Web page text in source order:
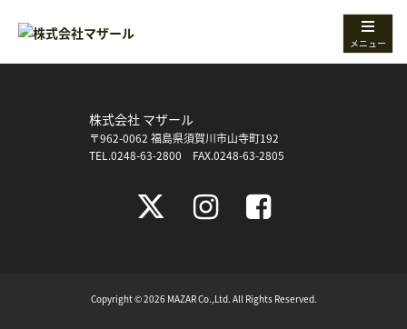
メニュー
株式会社 マザール
〒962-0062 福島県須賀川市山寺町192
TEL.0248-63-2800 FAX.0248-63-2805
Copyright © 2026 MAZAR Co.,Ltd. All Rights Reserved.